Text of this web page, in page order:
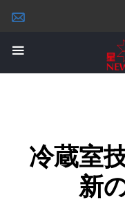
冷蔵室
新